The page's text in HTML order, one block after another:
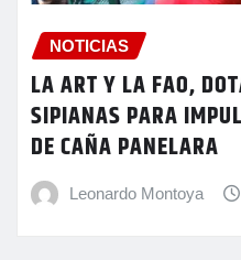
NOTICIAS
LA ART Y LA FAO,
SIPIANAS PARA
DE CAÑA PANELARA
Leonardo Montoya